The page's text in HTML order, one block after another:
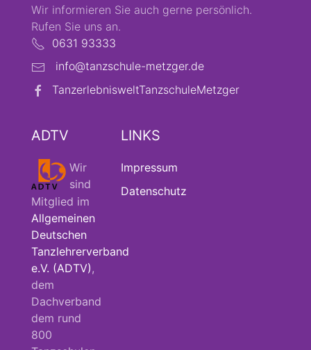
Wir informieren Sie auch gerne persönlich.
Rufen Sie uns an.
0631 93333
info@tanzschule-metzger.de
TanzerlebnisweltTanzschuleMetzger
ADTV
Wir
sind
Mitglied im
Allgemeinen
Deutschen
Tanzlehrerverband
e.V. (ADTV) ,
dem
Dachverband
dem rund
800
LINKS
Impressum
Datenschutz